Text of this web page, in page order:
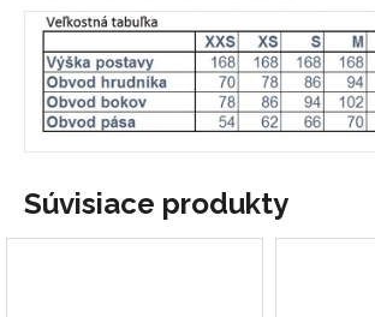
Súvisiace produkty